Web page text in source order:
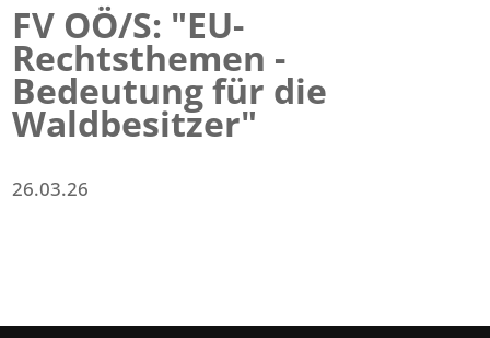
FV OÖ/S: "EU-
Rechtsthemen -
Bedeutung für die
Waldbesitzer"
26.03.26